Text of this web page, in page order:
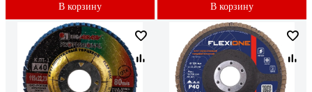
В корзину В корзину